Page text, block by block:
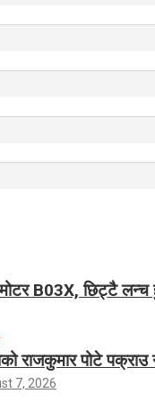
B03X, छिट्टै लन्च
राजकुमार पोटे पक्राउ
7, 2026